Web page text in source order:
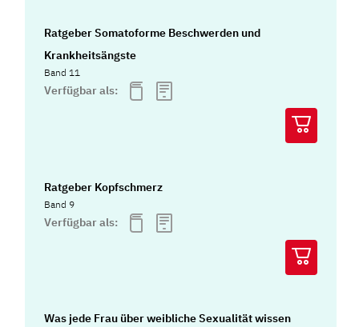
Ratgeber Somatoforme Beschwerden und
Krankheitsängste
Band 11
Verfügbar als:
Ratgeber Kopfschmerz
Band 9
Verfügbar als:
Was jede Frau über weibliche Sexualität wissen